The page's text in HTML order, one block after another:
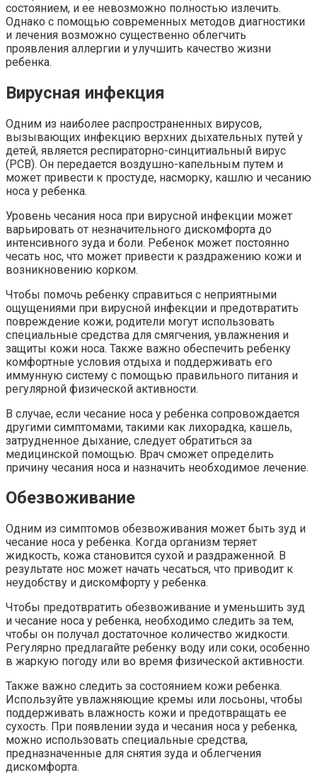
состоянием, и ее невозможно полностью излечить.
Однако с помощью современных методов диагностики
и лечения возможно существенно облегчить
проявления аллергии и улучшить качество жизни
ребенка.
Вирусная инфекция
Одним из наиболее распространенных вирусов,
вызывающих инфекцию верхних дыхательных путей у
детей, является респираторно-синцитиальный вирус
(РСВ). Он передается воздушно-капельным путем и
может привести к простуде, насморку, кашлю и чесанию
носа у ребенка.
Уровень чесания носа при вирусной инфекции может
варьировать от незначительного дискомфорта до
интенсивного зуда и боли. Ребенок может постоянно
чесать нос, что может привести к раздражению кожи и
возникновению корком.
Чтобы помочь ребенку справиться с неприятными
ощущениями при вирусной инфекции и предотвратить
повреждение кожи, родители могут использовать
специальные средства для смягчения, увлажнения и
защиты кожи носа. Также важно обеспечить ребенку
комфортные условия отдыха и поддерживать его
иммунную систему с помощью правильного питания и
регулярной физической активности.
В случае, если чесание носа у ребенка сопровождается
другими симптомами, такими как лихорадка, кашель,
затрудненное дыхание, следует обратиться за
медицинской помощью. Врач сможет определить
причину чесания носа и назначить необходимое лечение.
Обезвоживание
Одним из симптомов обезвоживания может быть зуд и
чесание носа у ребенка. Когда организм теряет
жидкость, кожа становится сухой и раздраженной. В
результате нос может начать чесаться, что приводит к
неудобству и дискомфорту у ребенка.
Чтобы предотвратить обезвоживание и уменьшить зуд
и чесание носа у ребенка, необходимо следить за тем,
чтобы он получал достаточное количество жидкости.
Регулярно предлагайте ребенку воду или соки, особенно
в жаркую погоду или во время физической активности.
Также важно следить за состоянием кожи ребенка.
Используйте увлажняющие кремы или лосьоны, чтобы
поддерживать влажность кожи и предотвращать ее
сухость. При появлении зуда и чесания носа у ребенка,
можно использовать специальные средства,
предназначенные для снятия зуда и облегчения
дискомфорта.